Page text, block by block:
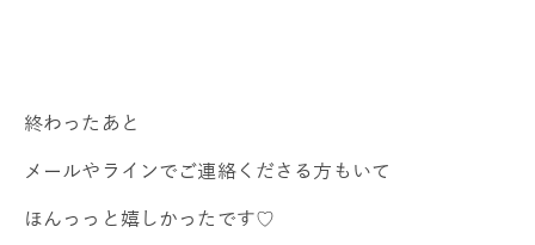
終わったあと
メールやラインでご連絡くださる方もいて
ほんっっと嬉しかったです♡